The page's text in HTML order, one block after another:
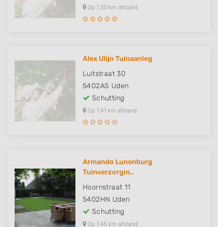
Op 7,30 km afstand
Alex Ulijn Tuinaanleg
Luitstraat 30
5402AS Uden
Schutting
Op 7,41 km afstand
Armando Lunenburg
Tuinverzorgin..
Hoornstraat 11
5402HN Uden
Schutting
Op 7,45 km afstand